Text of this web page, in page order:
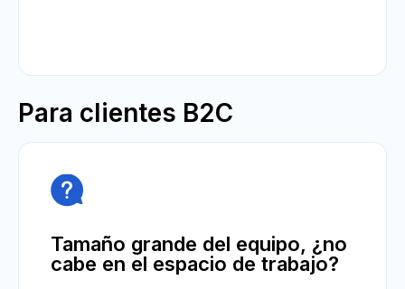
Para clientes B2C

Tamaño grande del equipo, ¿no
cabe en el espacio de trabajo?